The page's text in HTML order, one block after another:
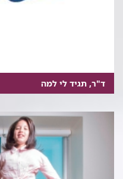
ד"ר, תגיד לי למה